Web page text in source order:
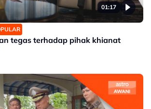
01:17
tegas terhadap pihak khianat